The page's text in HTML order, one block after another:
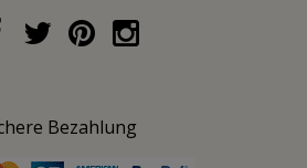
Bezahlung